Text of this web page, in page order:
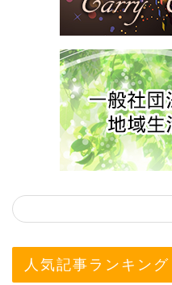
人気記事ランキング